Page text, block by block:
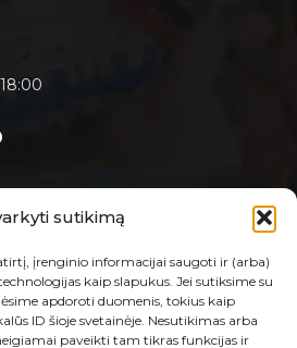
sutikimą
įrenginio informacijai saugoti ir (arba)
kaip slapukus. Jei sutiksime su
apdoroti duomenis, tokius kaip
ID šioje svetainėje. Nesutikimas arba
paveikti tam tikras funkcijas ir